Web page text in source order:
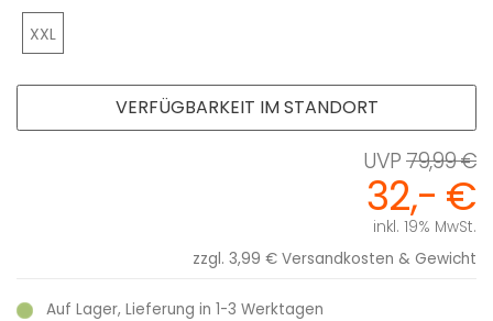
XXL
79,99 €
32,- €
inkl. 19% MwSt.
zzgl. 3,99 € Versandkosten & Gewicht
Auf Lager, Lieferung in 1-3 Werktagen
VERFÜGBARKEIT IM STANDORT